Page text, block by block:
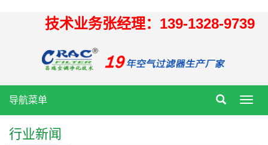
技术业务张经理：139-1328-9739
导航菜单
行业新闻